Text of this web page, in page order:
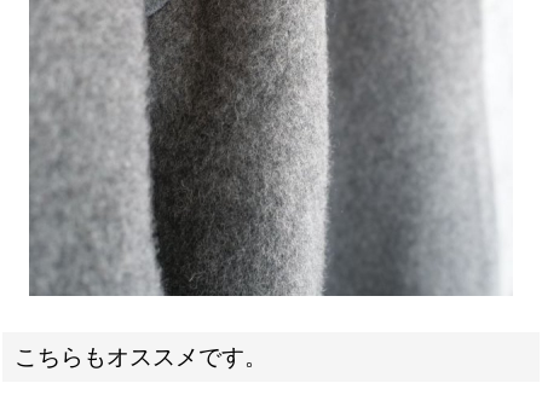
こちらもオススメです。